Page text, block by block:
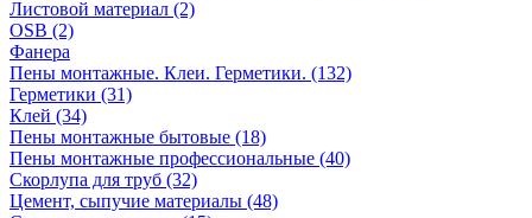
Листовой материал (2)
OSB (2)
Фанера
Пены монтажные. Клеи. Герметики. (132)
Герметики (31)
Клей (34)
Пены монтажные бытовые (18)
Пены монтажные профессиональные (40)
Скорлупа для труб (32)
Цемент, сыпучие материалы (48)